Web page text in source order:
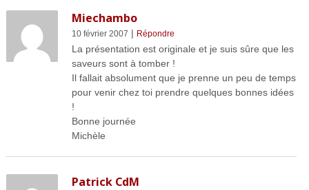
Miechambo
10 février 2007 | Répondre
La présentation est originale et je suis sûre que les
saveurs sont à tomber !
Il fallait absolument que je prenne un peu de temps
pour venir chez toi prendre quelques bonnes idées
!
Bonne journée
Michèle
Patrick CdM